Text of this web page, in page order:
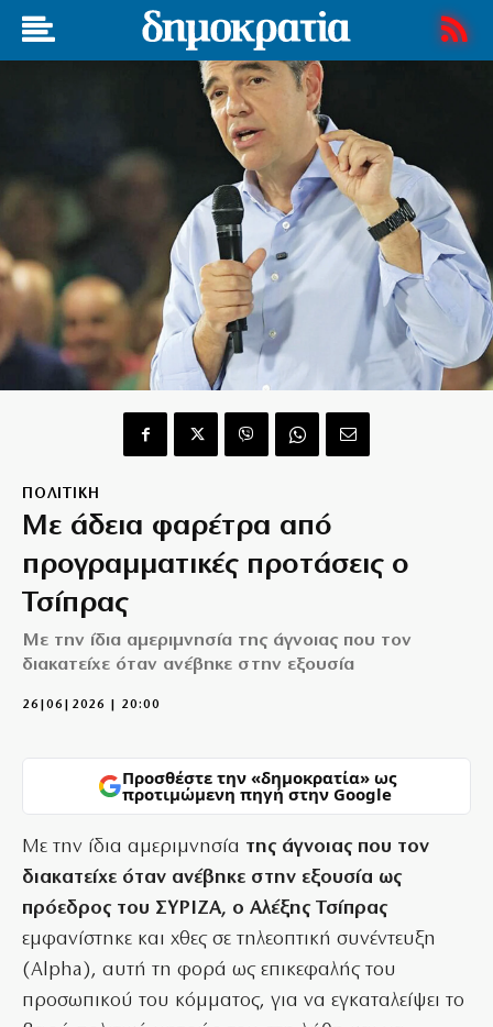
ΠΟΛΙΤΙΚΗ
Με άδεια φαρέτρα από
προγραμματικές προτάσεις ο
Τσίπρας
Με την ίδια αμεριμνησία της άγνοιας που τον
διακατείχε όταν ανέβηκε στην εξουσία
26|06|2026 | 20:00
Προσθέστε την «δημοκρατία» ως
προτιμώμενη πηγή στην Google
Με την ίδια αμεριμνησία της άγνοιας που τον
διακατείχε όταν ανέβηκε στην εξουσία ως
πρόεδρος του ΣΥΡΙΖΑ, ο Αλέξης Τσίπρας
εμφανίστηκε και χθες σε τηλεοπτική συνέντευξη
(Alpha), αυτή τη φορά ως επικεφαλής του
προσωπικού του κόμματος, για να εγκαταλείψει το